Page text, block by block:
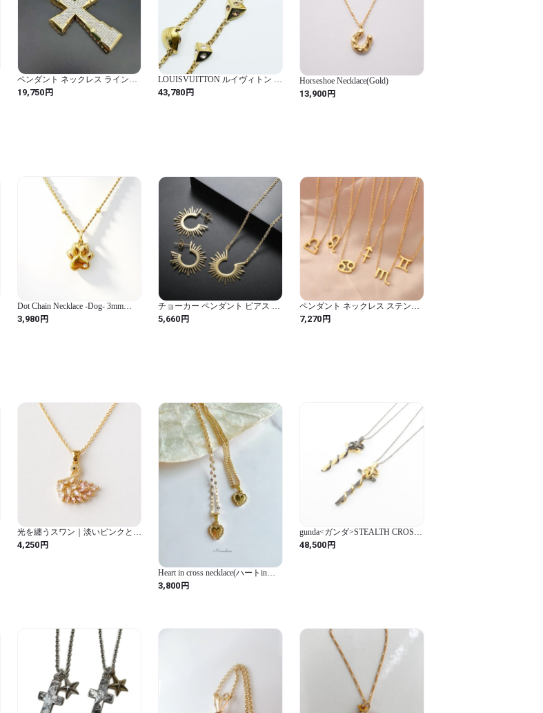
ペンダント ネックレス ラインス
トーン ステンレス ゴールド チェ
ーン クロス ピック メンズ アイス
19,750円
LOUISVUITTON ルイヴィトン ロ
ゴ チャーム ラインストーン GP
ロングネックレス ゴールド
43,780円
Horseshoe Necklace(Gold)
13,900円
Dot Chain Necklace -Dog- 3mm
Zirconia（Gold）｜大人のための
ドッグモチーフネックレス
3,980円
チョーカー ペンダント ピアス ネ
ックレス ステンレス ゴールド サ
ークル バイク レディース 太陽 ベ
5,660円
ペンダント ネックレス ステンレ
ス ゴールド レディース 魚座 星座
12 干支 サイン カラー スチール
7,270円
光を纏うスワン｜淡いピンクとゴ
ールド、優雅な光が揺れるネック
レス
4,250円
Heart in cross necklace(ハートinク
ロスネックレス)
3,800円
gunda<ガンダ>STEALTH CROSS
NECKLACE/Black&Gold [ステル
スクロスネックレス/ブラック＆
48,500円